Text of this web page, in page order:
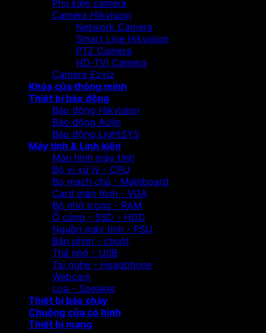
Phụ kiện camera
Camera Hikvision
Network Camera
Smart Line Hikvision
PTZ Camera
HD-TVI Camera
Camera Ezviz
Khóa cửa thông minh
Thiết bị báo động
Báo động Hikvision
Báo động Aolin
Báo động LightSYS
Máy tính & Linh kiện
Màn hình máy tính
Bộ vi xử lý - CPU
Bo mạch chủ - Mainboard
Card màn hình - VGA
Bộ nhớ trong - RAM
Ổ cứng - SSD - HDD
Nguồn máy tính - PSU
Bàn phím - chuột
Thẻ nhớ - USB
Tai nghe - Headphone
Webcam
Loa - Speaker
Thiết bị báo cháy
Chuông cửa có hình
Thiết bị mạng